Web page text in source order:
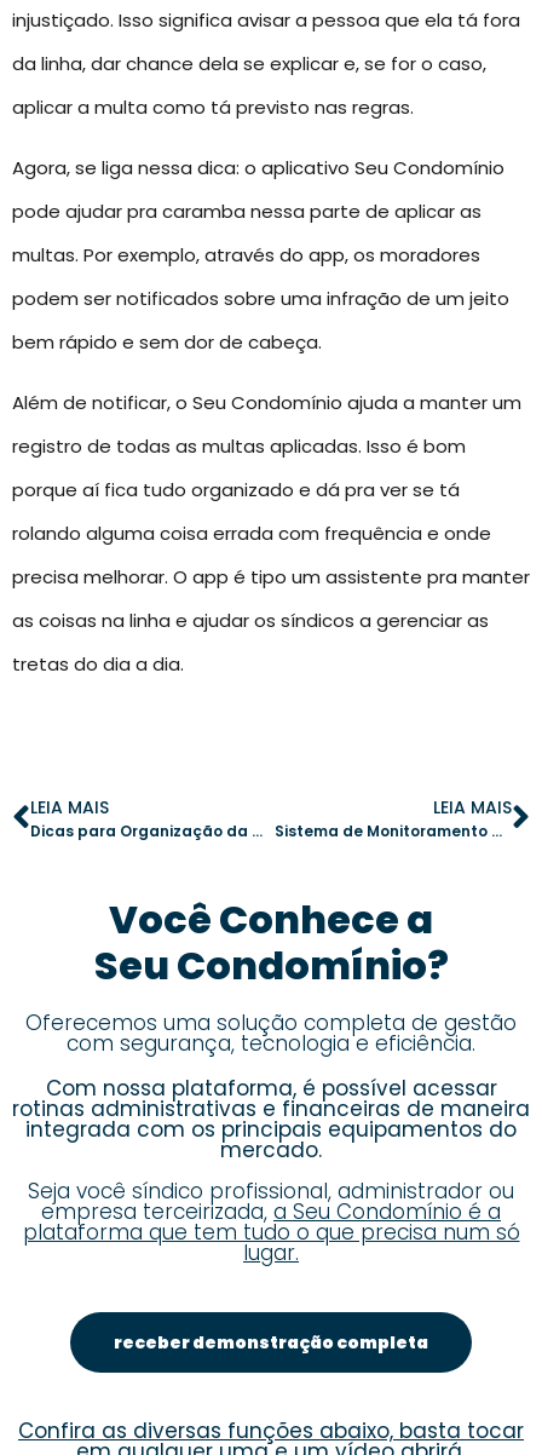
injustiçado. Isso significa avisar a pessoa que ela tá fora
da linha, dar chance dela se explicar e, se for o caso,
aplicar a multa como tá previsto nas regras.
Agora, se liga nessa dica: o aplicativo Seu Condomínio
pode ajudar pra caramba nessa parte de aplicar as
multas. Por exemplo, através do app, os moradores
podem ser notificados sobre uma infração de um jeito
bem rápido e sem dor de cabeça.
Além de notificar, o Seu Condomínio ajuda a manter um
registro de todas as multas aplicadas. Isso é bom
porque aí fica tudo organizado e dá pra ver se tá
rolando alguma coisa errada com frequência e onde
precisa melhorar. O app é tipo um assistente pra manter
as coisas na linha e ajudar os síndicos a gerenciar as
tretas do dia a dia.
LEIA MAIS
Dicas para Organização da Piscina em Condomínios e Garantir a Diversão
LEIA MAIS
Sistema de Monitoramento para Condomínios: Como Escolher o Melhor
Você Conhece a
Seu Condomínio?
Oferecemos uma solução completa de gestão
com segurança, tecnologia e eficiência.
Com nossa plataforma, é possível acessar
rotinas administrativas e financeiras de maneira
integrada com os principais equipamentos do
mercado.
Seja você síndico profissional, administrador ou
empresa terceirizada, a Seu Condomínio é a
plataforma que tem tudo o que precisa num só
lugar.
receber demonstração completa
Confira as diversas funções abaixo, basta tocar